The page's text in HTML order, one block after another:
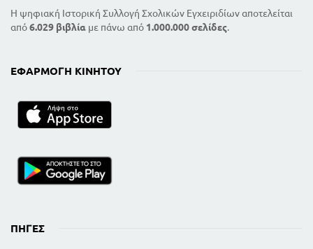
Η ψηφιακή Ιστορική Συλλογή Σχολικών Εγχειριδίων αποτελείται
από6.029 βιβλία με πάνω από 1.000.000 σελίδες.
ΕΦΑΡΜΟΓΉ ΚΙΝΗΤΟΎ
ΠΗΓΈΣ